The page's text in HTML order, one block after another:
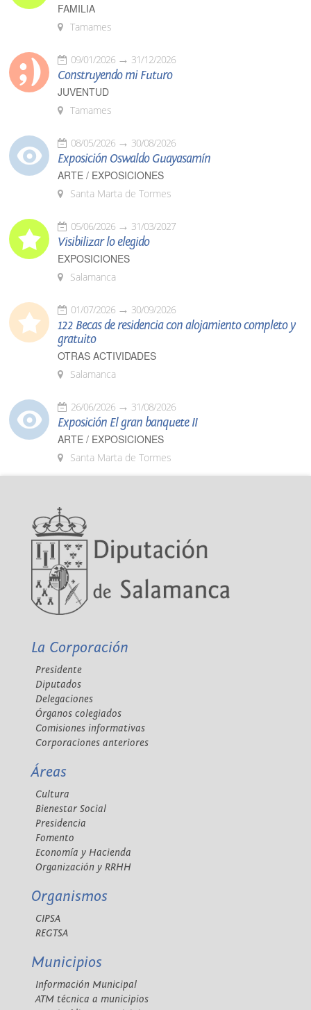
FAMILIA
Tamames
09/01/2026 31/12/2026
Construyendo mi Futuro
JUVENTUD
Tamames
08/05/2026 30/08/2026
Exposición Oswaldo Guayasamín
ARTE / EXPOSICIONES
Santa Marta de Tormes
05/06/2026 31/03/2027
Visibilizar lo elegido
EXPOSICIONES
Salamanca
01/07/2026 30/09/2026
122 Becas de residencia con alojamiento completo y
gratuito
OTRAS ACTIVIDADES
Salamanca
26/06/2026 31/08/2026
Exposición El gran banquete II
ARTE / EXPOSICIONES
Santa Marta de Tormes
La Corporación
Presidente
Diputados
Delegaciones
Órganos colegiados
Comisiones informativas
Corporaciones anteriores
Áreas
Cultura
Bienestar Social
Presidencia
Fomento
Economía y Hacienda
Organización y RRHH
Organismos
CIPSA
REGTSA
Municipios
Información Municipal
ATM técnica a municipios